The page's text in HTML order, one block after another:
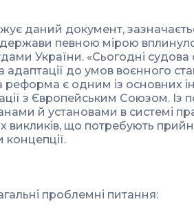
даний документ,
держави певною мірою
України. «Сьогодні судова
адаптації до умов воєнного
є одним із основних
з Європейським Союзом. Із
й установами в системі
що потребують
концепції.
проблемні питання: